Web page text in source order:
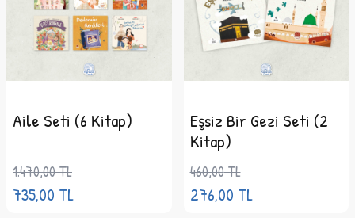
Aile Seti (6 Kitap)
1.470,00TL
735,00 TL
Eşsiz Bir Gezi Seti (2
Kitap)
460,00TL
276,00 TL